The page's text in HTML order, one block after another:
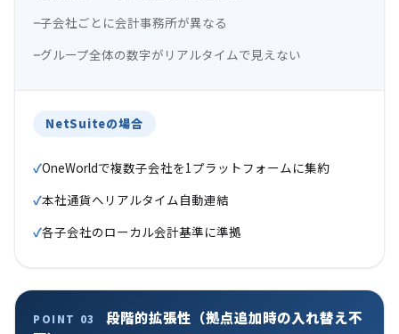
子会社ごとに会計事務所が異なる
グループ全体の数字がリアルタイムで見えない
NetSuiteの場合
OneWorldで複数子会社を1プラットフォームに集約
本社通貨へリアルタイム自動連結
各子会社のローカル会計基準に準拠
POINT 03
段階的拡張性（拠点追加時の入れ替え不